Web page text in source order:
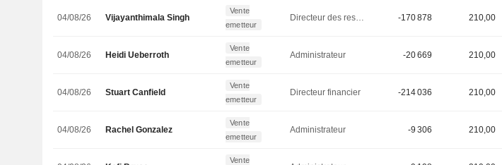
04/08/26 Vijayanthimala Singh
Vente
emetteur
Directeur des ressources humaines -170 878 210,00
04/08/26 Heidi Ueberroth
Vente
emetteur
Administrateur -20 669 210,00
04/08/26 Stuart Canfield
Vente
emetteur
Directeur financier -214 036 210,00
04/08/26 Rachel Gonzalez
Vente
emetteur
Administrateur -9 306 210,00
Vente